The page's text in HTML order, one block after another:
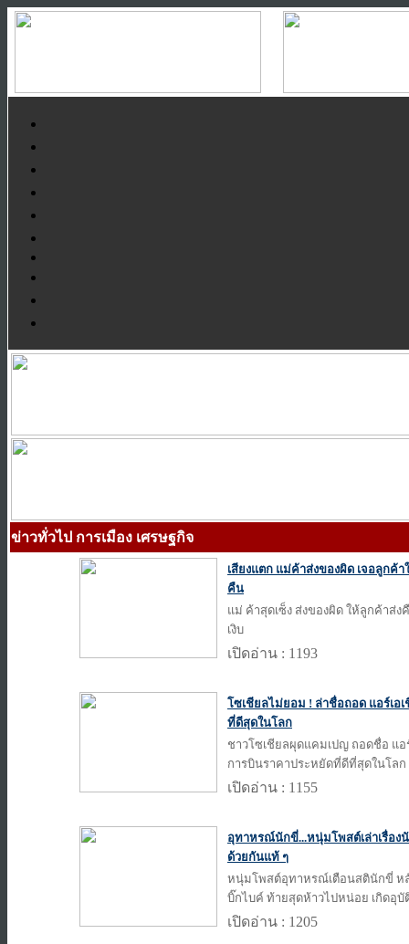
ข่าวทั่วไป การเมือง เศรษฐกิจ
เสียงแตก แม่ค้าส่งของผิด เจอลูกค้า
คืน
แม่ ค้าสุดเซ็ง ส่งของผิด ให้ลูกค้าส่
เงิบ
เปิดอ่าน : 1193
โซเชียลไม่ยอม ! ล่าชื่อถอด แอร์เอ
ที่ดีสุดในโลก
ชาวโซเชียลผุดแคมเปญ ถอดชื่อ แอ
การบินราคาประหยัดที่ดีที่สุดในโลก
เปิดอ่าน : 1155
อุทาหรณ์นักขี่...หนุ่มโพสต์เล่าเรื่อง
ด้วยกันแท้ ๆ
หนุ่มโพสต์อุทาหรณ์เตือนสตินักขี่ ห
บิ๊กไบค์ ท้ายสุดห้าวไปหน่อย เกิดอุบั
เปิดอ่าน : 1205